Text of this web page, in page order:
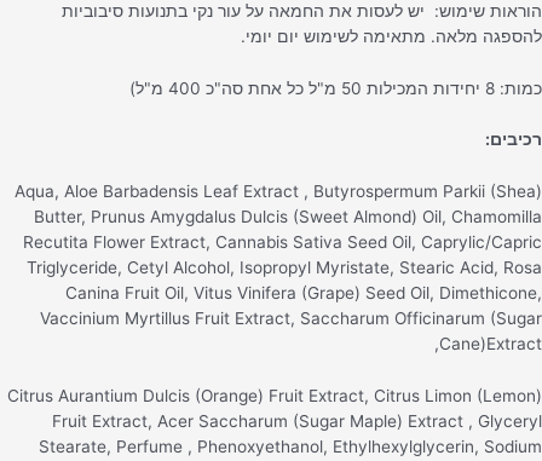
שימוש: יש לעסות את החמאה על עור נקי בתנועות סיבוביות
מלאה. מתאימה לשימוש יום יומי.
המכילות 50 מ"ל כל אחת סה"כ 400 מ"ל)
Aqua, Aloe Barbadensis Leaf Extract , Butyrospermum Parkii
Butter, Prunus Amygdalus Dulcis (Sweet Almond) Oil,
Recutita Flower Extract, Cannabis Sativa Seed Oil, Caprylic/
Triglyceride, Cetyl Alcohol, Isopropyl Myristate, Stearic Acid,
Canina Fruit Oil, Vitus Vinifera (Grape) Seed Oil,
Vaccinium Myrtillus Fruit Extract, Saccharum Officinarum
Citrus Aurantium Dulcis (Orange) Fruit Extract, Citrus Limon
Fruit Extract, Acer Saccharum (Sugar Maple) Extract ,
Stearate, Perfume , Phenoxyethanol, Ethylhexylglycerin,